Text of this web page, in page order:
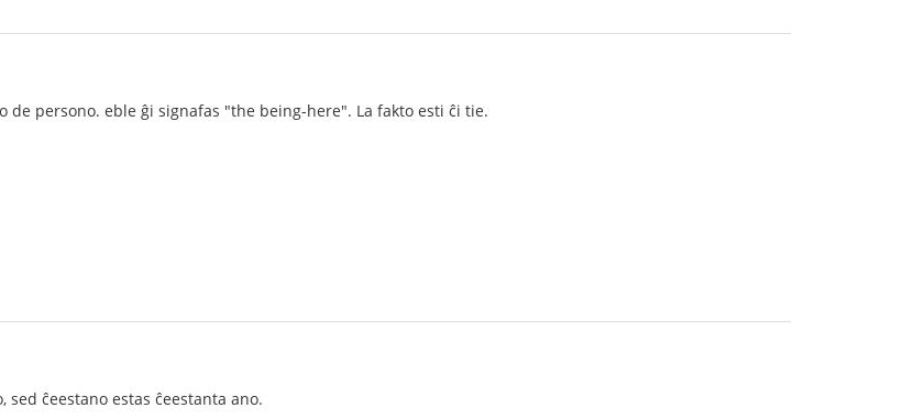
de persono. eble ĝi signafas "the being-here". La fakto esti ĉi tie.
sed ĉeestano estas ĉeestanta ano.